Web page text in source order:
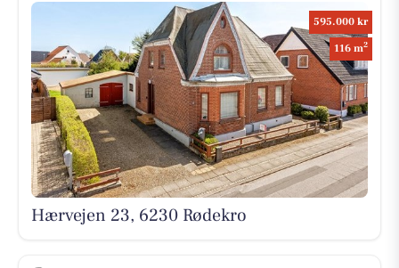
595.000 kr
116 m2
Hærvejen 23, 6230 Rødekro